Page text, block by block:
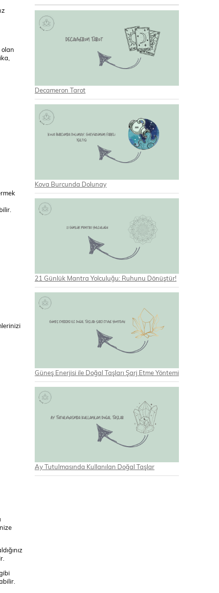
Decameron Tarot
Kova Burcunda Dolunay
21 Günlük Mantra Yolculuğu: Ruhunu Dönüştür!
Güneş Enerjisi ile Doğal Taşları Şarj Etme Yöntemi
Ay Tutulmasında Kullanılan Doğal Taşlar